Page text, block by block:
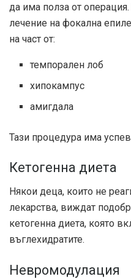
да има полза от
лечение на фокална
на част от:
темпорален лоб
хипокампус
амигдала
Тази процедура има
Кетогенна диета
Някои деца, които не
лекарства, виждат
кетогенна диета, която
въглехидратите.
Невромодулация